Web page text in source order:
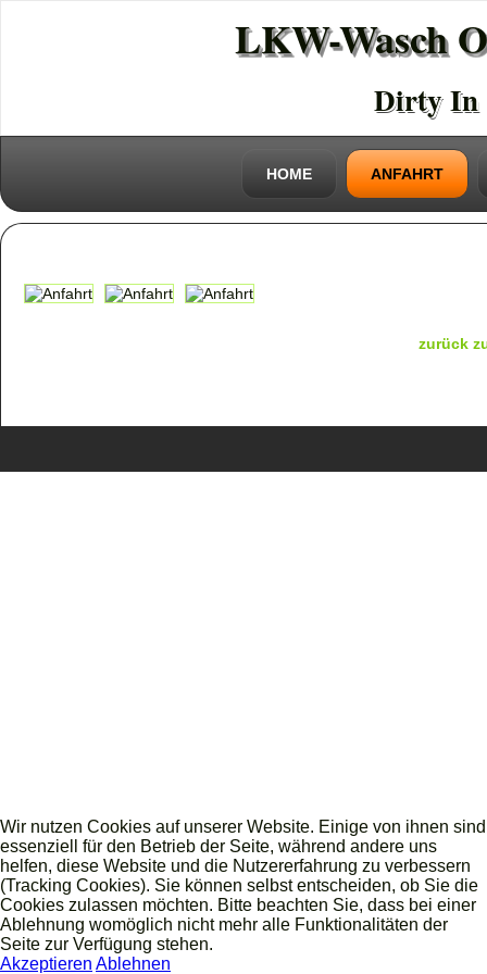
LKW-Wasch
Dirty In
HOME ANFAHRT
zurück
Wir nutzen Cookies auf unserer Website. Einige von ihnen sind
essenziell für den Betrieb der Seite, während andere uns
helfen, diese Website und die Nutzererfahrung zu verbessern
(Tracking Cookies). Sie können selbst entscheiden, ob Sie die
Cookies zulassen möchten. Bitte beachten Sie, dass bei einer
Ablehnung womöglich nicht mehr alle Funktionalitäten der
Seite zur Verfügung stehen.
Akzeptieren Ablehnen